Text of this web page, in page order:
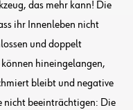
das mehr kann! Die
ihr Innenleben nicht
und doppelt
hineingelangen,
bleibt und negative
nicht beeinträchtigen: Die